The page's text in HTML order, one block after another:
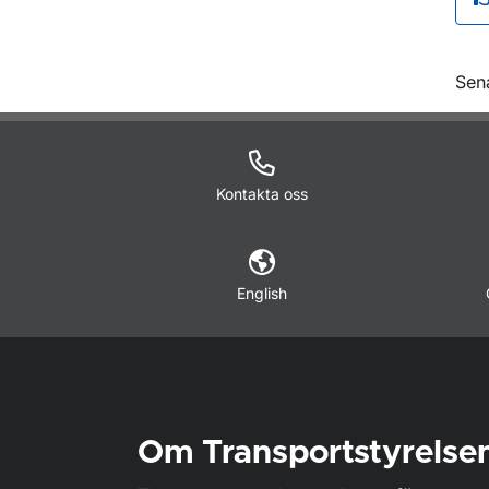
Kontakta oss
English
Om